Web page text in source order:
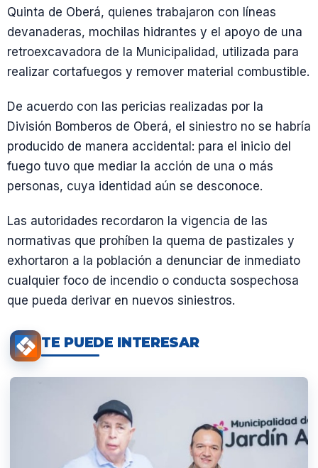
Quinta de Oberá, quienes trabajaron con líneas
devanaderas, mochilas hidrantes y el apoyo de una
retroexcavadora de la Municipalidad, utilizada para
realizar cortafuegos y remover material combustible.
De acuerdo con las pericias realizadas por la
División Bomberos de Oberá, el siniestro no se habría
producido de manera accidental: para el inicio del
fuego tuvo que mediar la acción de una o más
personas, cuya identidad aún se desconoce.
Las autoridades recordaron la vigencia de las
normativas que prohíben la quema de pastizales y
exhortaron a la población a denunciar de inmediato
cualquier foco de incendio o conducta sospechosa
que pueda derivar en nuevos siniestros.
TE PUEDE INTERESAR